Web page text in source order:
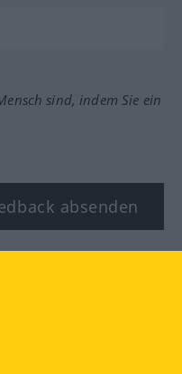
sind, indem Sie ein
absenden